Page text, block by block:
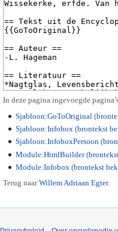
In deze pagina ingevoegde
Sjabloon:GoToOriginal (
Sjabloon:Infobox (brontekst
Sjabloon:InfoboxPersoon(
Module:HtmlBuilder(
Module:Infobox (brontekst
Terug naarWillem Adriaan Egter.